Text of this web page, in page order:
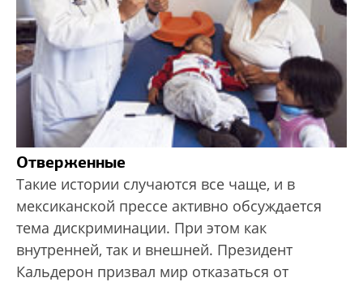
Отверженные
Такие истории случаются все чаще, и в
мексиканской прессе активно обсуждается
тема дискриминации. При этом как
внутренней, так и внешней. Президент
Кальдерон призвал мир отказаться от